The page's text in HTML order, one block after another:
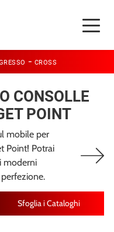
- CROSS
CONSOLLE
POINT
mobile per
Point! Potrai
moderni
Sfoglia i Cataloghi